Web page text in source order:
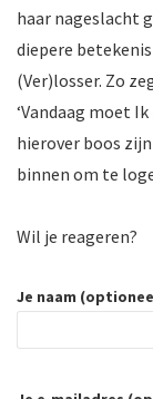
haar nageslacht
diepere
(Ver)losser. Zo
‘Vandaag moet
hierover boos
binnen om te
Wil je reageren?
Je naam